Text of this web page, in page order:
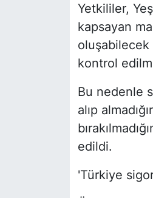
Yetkililer,
kapsayan
oluşabilecek
kontrol
Bu nedenle
alıp
edildi.
'Türkiye